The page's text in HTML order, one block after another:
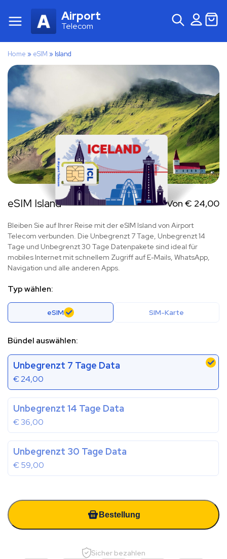
Airport
Telecom
Home » eSIM » Island
eSIM Island Von € 24,00
Bleiben Sie auf Ihrer Reise mit der eSIM Island von Airport
Telecom verbunden. Die Unbegrenzt 7 Tage, Unbegrenzt 14
Tage und Unbegrenzt 30 Tage Datenpakete sind ideal für
mobiles Internet mit schnellem Zugriff auf E-Mails, WhatsApp,
Navigation und alle anderen Apps.
Typ wählen:
eSIM SIM-Karte
Bündel auswählen:
Unbegrenzt 7 Tage Data
€24,00
Unbegrenzt 14 Tage Data
€36,00
Unbegrenzt 30 Tage Data
€59,00
Bestellung
Sicher bezahlen